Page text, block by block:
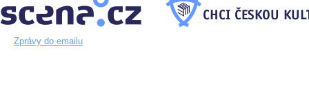
Zprávy do emailu